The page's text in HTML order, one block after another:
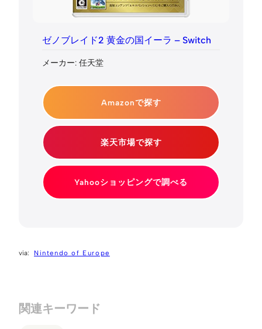
ゼノブレイド2 黄金の国イーラ – Switch
メーカー: 任天堂
Amazonで探す
楽天市場で探す
Yahooショッピングで調べる
Nintendo of Europe
関連キーワード